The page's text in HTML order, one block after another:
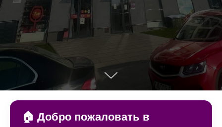
🏠 Добро пожаловать в